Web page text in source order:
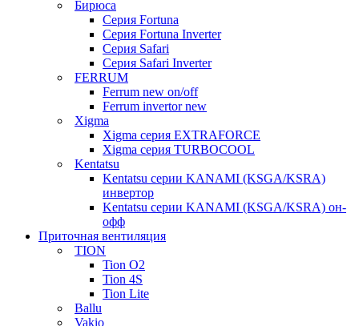
Бирюса
Серия Fortuna
Серия Fortuna Inverter
Серия Safari
Серия Safari Inverter
FERRUM
Ferrum new on/off
Ferrum invertor new
Xigma
Xigma серия EXTRAFORCE
Xigma серия TURBOCOOL
Kentatsu
Kentatsu серии KANAMI (KSGA/KSRA)
инвертор
Kentatsu серии KANAMI (KSGA/KSRA) он-
офф
Приточная вентиляция
TION
Tion O2
Tion 4S
Tion Lite
Ballu
Vakio